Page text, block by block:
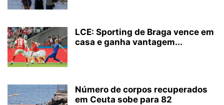
LCE: Sporting de Braga vence em
casa e ganha vantagem...
Número de corpos recuperados
em Ceuta sobe para 82